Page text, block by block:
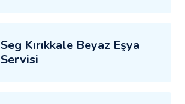
Seg Kırıkkale Beyaz Eşya
Servisi